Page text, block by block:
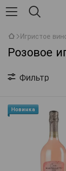
Игристое
Розовое
Фильтр
Новинка